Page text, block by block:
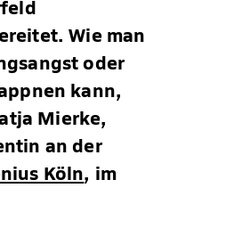
Wie man
oder
kann,
Mierke,
an der
Köln, im